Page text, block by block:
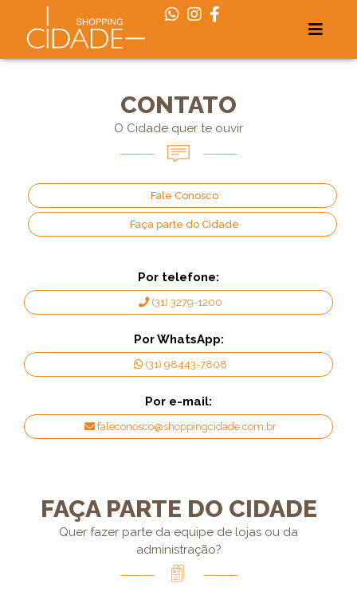
CONTATO
O Cidade quer te ouvir
Fale Conosco
Faça parte do Cidade
Por telefone:
(31) 3279-1200
Por WhatsApp:
(31) 98443-7808
Por e-mail:
faleconosco@shoppingcidade.com.br
FAÇA PARTE DO CIDADE
Quer fazer parte da equipe de lojas ou da
administração?